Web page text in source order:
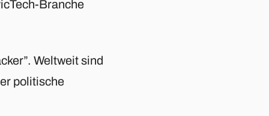
Branche
Weltweit sind
politische